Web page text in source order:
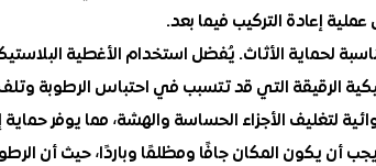
إعادة التركيب فيما بعد.
لحماية الأثاث. يُفضل استخدام الأغطية
الرقيقة التي قد تتسبب في احتباس الرطوبة
لتغليف الأجزاء الحساسة والهشة، مما يوفر
يجب أن يكون المكان جافًا ومظلمًا وباردًا، حيث أن